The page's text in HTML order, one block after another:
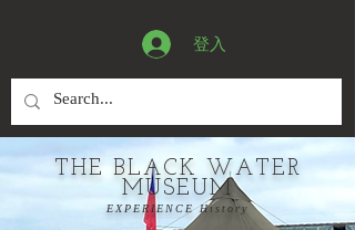
登入
THE BLACK WATER
MUSEUM
EXPERIENCE History